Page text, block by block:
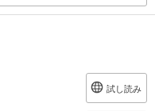
試し読み